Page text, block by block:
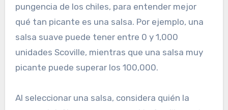
considerar el nivel de picante, los ingredientes y
el uso previsto en la cocina. Estas salsas pueden
variar significativamente en sabor y calidad, por
lo que es importante evaluar cada opción
cuidadosamente.
Niveles de picante